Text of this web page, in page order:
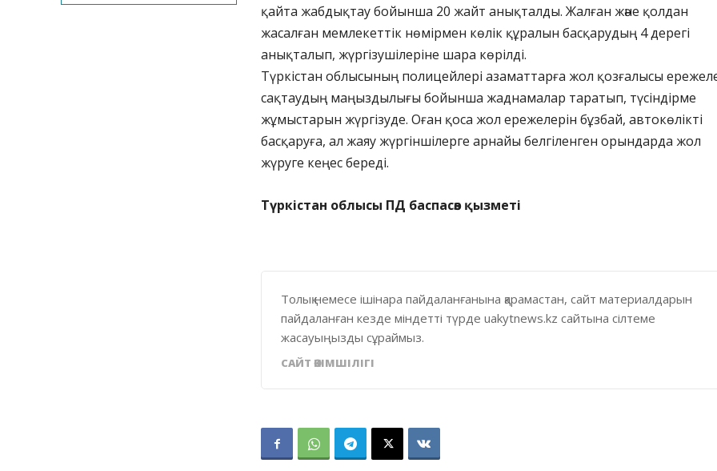
қайта жабдықтау бойынша 20 жайт анықталды. Жалған және қолдан
жасалған мемлекеттік нөмірмен көлік құралын басқарудың 4 дерегі
анықталып, жүргізушілеріне шара көрілді.
Түркістан облысының полицейлері азаматтарға жол қозғалысы
сақтаудың маңыздылығы бойынша жаднамалар таратып, түсіндірме
жұмыстарын жүргізуде. Оған қоса жол ережелерін бұзбай, автокөлікті
басқаруға, ал жаяу жүргіншілерге арнайы белгіленген орындарда жол
жүруге кеңес береді.
Түркістан облысы ПД баспасөз қызметі
Толық немесе ішінара пайдаланғанына қарамастан, сайт материалдарын
пайдаланған кезде міндетті түрде uakytnews.kz сайтына сілтеме
жасауыңызды сұраймыз.
САЙТ ӘКІМШІЛІГІ